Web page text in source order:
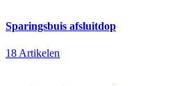
Sparingsbuis afsluitdop
18 Artikelen